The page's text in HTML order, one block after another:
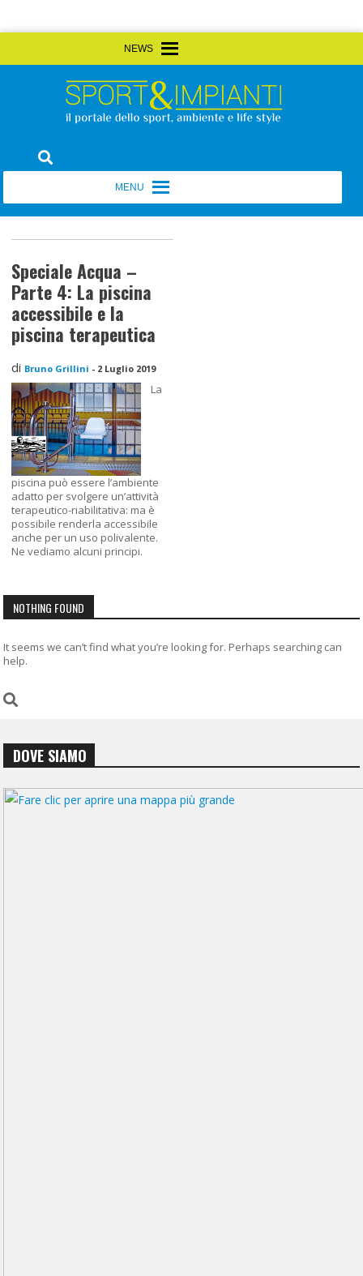
to
Sport&Impianti
Speciale Acqua –
Parte 4: La piscina
accessibile e la
piscina terapeutica
di Bruno Grillini - 2 Luglio 2019
La
piscina può essere l’ambiente
adatto per svolgere un’attività
terapeutico-riabilitativa: ma è
possibile renderla accessibile
anche per un uso polivalente.
Ne vediamo alcuni principi.
NOTHING FOUND
It seems we can’t find what you’re looking for. Perhaps searching can
help.
DOVE SIAMO